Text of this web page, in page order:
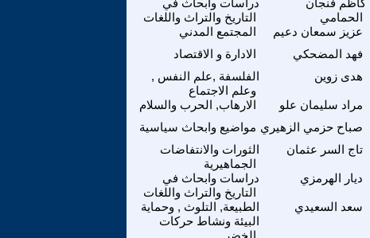
دراسات وابحاث في
التاريخ والتراث واللغات
كاظم فنجان
الحمامي
المجتمع المدني عزيز سمعان دعيم
الادارة و الاقتصاد
فهد المضحكي
الفلسفة ,علم النفس ,
وعلم الاجتماع
هدى زوين
الارهاب, الحرب والسلام مراد سليمان علو
مواضيع وابحاث سياسية صباح حزمي الزهيري
الثورات والانتفاضات
الجماهيرية
تاج السر عثمان
دراسات وابحاث في
التاريخ والتراث واللغات
ديار الهرمزي
الطبيعة, التلوث , وحماية
البيئة ونشاط حركات
الخضر
سعد السعيدي